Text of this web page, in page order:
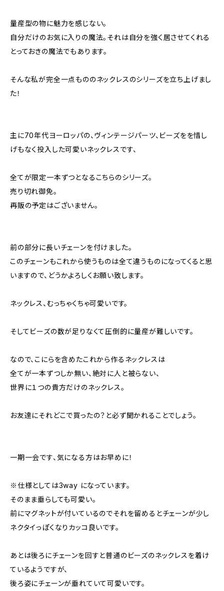
量産型の物に魅力を感じない。
自分だけのお気に入りの魔法。それは自分を強く居させてくれる
とっておきの魔法でもあります。
そんな私が完全一点もののネックレスのシリーズを立ち上げまし
た！
主に70年代ヨーロッパの、ヴィンテージパーツ、ビーズをを惜し
げもなく投入した可愛いネックレスです、
全てが限定一本ずつとなるこちらのシリーズ。
売り切れ御免。
再販の予定はございません。
前の部分に長いチェーンを付けました。
このチェーンもこれから使うものは全て違うものになってくると思
いますので、どうかよろしくお願い致します。
ネックレス、むっちゃくちゃ可愛いです。
そしてビーズの数が足りなくて圧倒的に量産が難しいです。
なので、こにらを含めたこれから作るネックレスは
全てが一本ずつしか無い、絶対に人と被らない、
世界に１つの貴方だけのネックレス。
お友達にそれどこで買ったの？と必ず聞かれることでしょう。
一期一会です、気になる方はお早めに！
※仕様としては3way になっています。
そのまま垂らしても可愛い。
前にマグネットが付いているのでそれを留めるとチェーンが少し
ネクタイっぽくなりカッコ良いです。
あとは後ろにチェーンを回すと普通のビーズのネックレスを着け
ているようですが、
後ろ姿にチェーンが垂れていて可愛いです。